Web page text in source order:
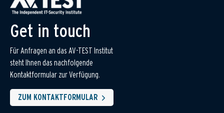
Get in touch
Für Anfragen an das AV-TEST Institut
steht Ihnen das nachfolgende
Kontaktformular zur Verfügung.
ZUM KONTAKTFORMULAR